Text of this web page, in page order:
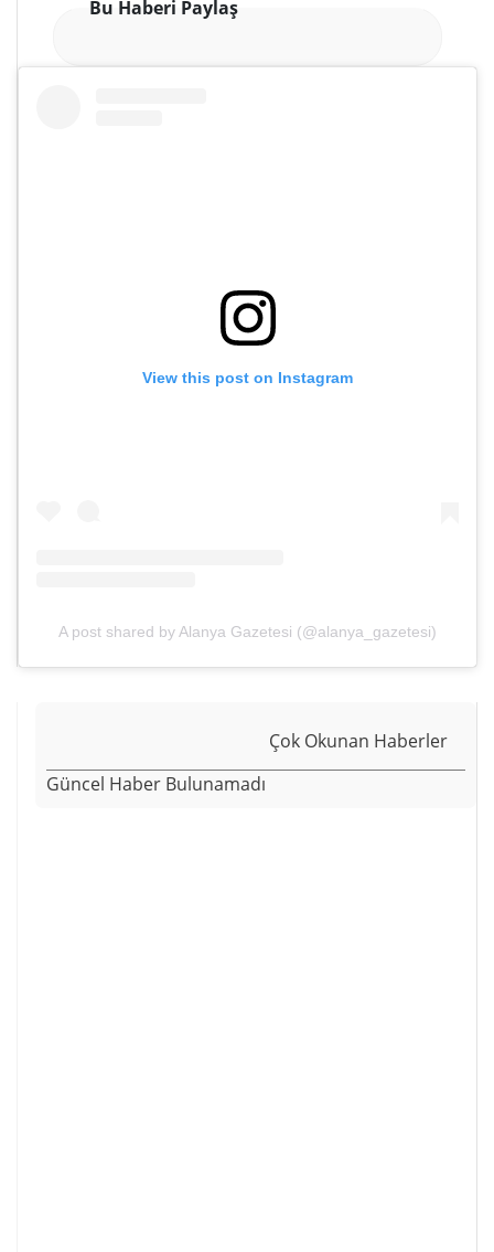
Bu Haberi Paylaş
View this post on Instagram
A post shared by Alanya Gazetesi (@alanya_gazetesi)
Çok Okunan Haberler
Güncel Haber Bulunamadı